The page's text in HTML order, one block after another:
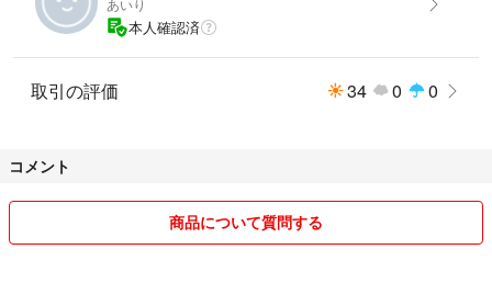
あいり
本人確認済
取引の評価 34 0 0
コメント
商品について質問する